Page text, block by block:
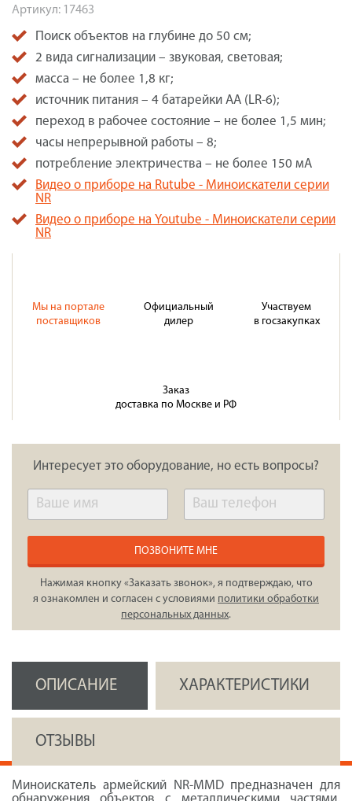
Артикул: 17463
Поиск объектов на глубине до 50 см;
2 вида сигнализации – звуковая, световая;
масса – не более 1,8 кг;
источник питания – 4 батарейки АА (LR-6);
переход в рабочее состояние – не более 1,5 мин;
часы непрерывной работы – 8;
потребление электричества – не более 150 мА
Видео о приборе на Rutube - Миноискатели серии
NR
Видео о приборе на Youtube - Миноискатели серии
NR
Мы на портале
поставщиков
Официальный
дилер
Участвуем
в госзакупках
Заказ
доставка по Москве и РФ
Интересует это оборудование, но есть вопросы?
ПОЗВОНИТЕ МНЕ
Нажимая кнопку «Заказать звонок», я подтверждаю, что
я ознакомлен и согласен с условиями политики обработки
персональных данных.
ОПИСАНИЕ ХАРАКТЕРИСТИКИ
ОТЗЫВЫ
Миноискатель армейский NR-MMD предназначен для